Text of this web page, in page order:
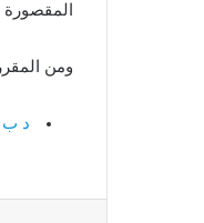
المقصورة
ومن المقرر
د ب أ